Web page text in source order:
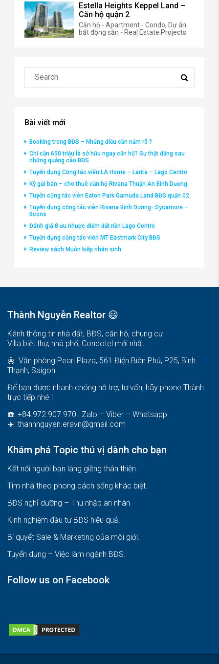
Estella Heights Keppel Land –
Căn hộ quận 2
Căn hộ - Apartment - Condo, Dự án
bất động sản - Real Estate Projects
Bài viết mới
Booking trong BĐS – Những điều cần nắm rõ ?
Chỉ cần 650 triệu là sở hữu ngay căn hộ? Sự thật đằng sau
những quảng cáo BĐS
Tuyển dụng Cộng tác viên LA Home – Larita – Lago Centro
Ký gửi bán – cho thuê căn hộ Rivana Thuận An Bình Dương
Tuyển cộng tác viên Eaton Park Gamuda Land BĐS quận 02
Tuyển dụng cộng tác viên Rivana Bình Dương- Sycamore –
Bcons
Đánh giá 8 ưu nhược điểm đất nền Lago Centro
Tuyển dụng cộng tác viên MT Eastmark City BĐS
Review sách Muôn kiếp nhân sinh
Thành Nguyễn Realtor 😃
Kênh thông tin nhà đất, BĐS, căn hộ, chung cư
Villa biệt thự, nhà phố, Condotel mới nhất.
🌼: Văn phòng Pearl Plaza, 561 Điện Biên Phủ, P25, Bình
Thạnh, Saigon
Để bạn được nhanh chóng hỗ trợ, tư vấn, hãy phone Thành
trực tiếp nhé !
☎️: +84.972.907.970 | Zalo – Viber – Whatsapp.
✈️: thanhnguyen.eravn@gmail.com
Khám phá Topic thú vị dành cho bạn
Kết nối người bạn láng giềng thân thiện.
Tìm nhà theo phong cách sống khác biệt.
BĐS nghỉ dưỡng – Thu nhập an nhàn.
Kinh nghiệm đầu tư BĐS hiệu quả.
Bí quyết Sale & Marketing của môi giới.
Tuyển dụng – Việc làm ngành BĐS.
Follow us on Facebook